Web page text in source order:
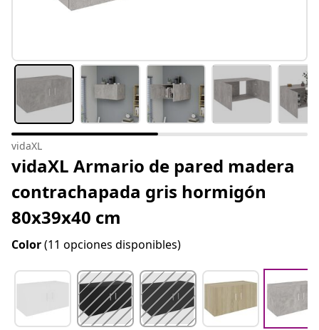
vidaXL
vidaXL Armario de pared madera
contrachapada gris hormigón
80x39x40 cm
Color(11 opciones disponibles)